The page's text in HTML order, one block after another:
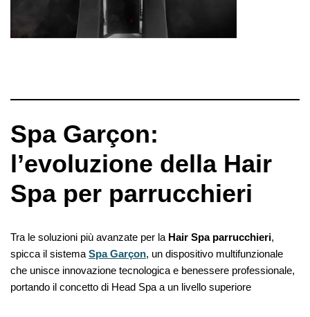
Spa Garçon:
l’evoluzione della Hair
Spa per parrucchieri
Tra le soluzioni più avanzate per la Hair Spa parrucchieri,
spicca il sistema Spa Garçon, un dispositivo multifunzionale
che unisce innovazione tecnologica e benessere professionale,
portando il concetto di Head Spa a un livello superiore